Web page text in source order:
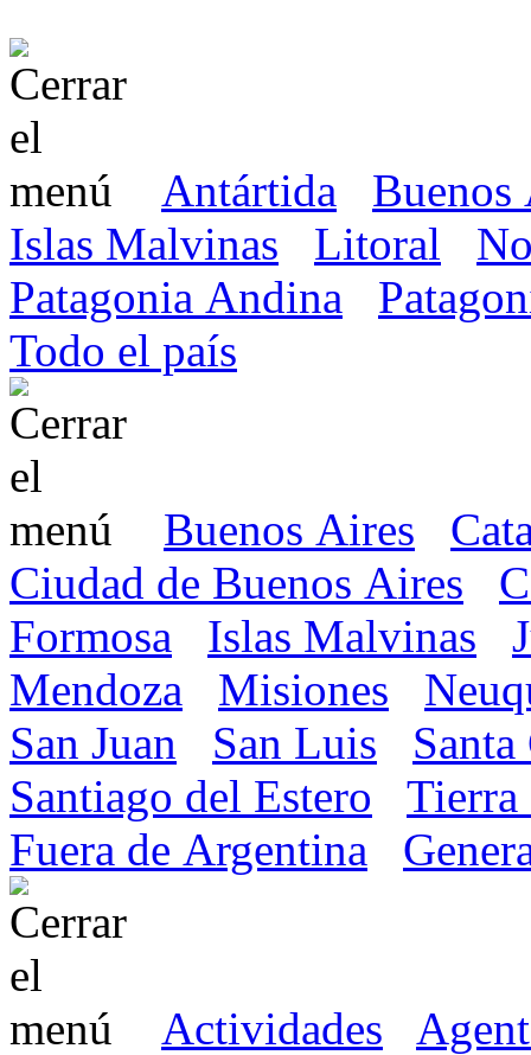
Antártida
Buenos
Islas Malvinas
Litoral
Patagonia Andina
Todo el país
Buenos Aires
Ciudad de Buenos Aires
Formosa
Islas Malvinas
Mendoza
Misiones
San Juan
San Luis
Santiago del Estero
Tierra
Fuera de Argentina
Actividades